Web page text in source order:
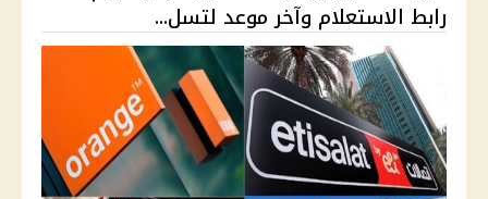
رابط الاستعلام وآخر موعد لتسل...